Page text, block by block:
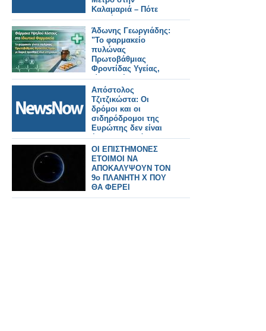
Καλαμαριά – Πότε
αναμένεται η
παράδοση του έργου
Άδωνης Γεωργιάδης:
"Το φαρμακείο
πυλώνας
Πρωτοβάθμιας
Φροντίδας Υγείας,
είμαστε έτοιμοι για
νέες υπηρεσίες
Υγείας"
Απόστολος
Τζιτζικώστα: Οι
δρόμοι και οι
σιδηρόδρομοι της
Ευρώπης δεν είναι
έτοιμοι για πόλεμο με
τη Ρωσία.
ΟΙ ΕΠΙΣΤΗΜΟΝΕΣ
ΕΤΟΙΜΟΙ ΝΑ
ΑΠΟΚΑΛΥΨΟΥΝ ΤΟΝ
9ο ΠΛΑΝΗΤΗ Χ ΠΟΥ
ΘΑ ΦΕΡΕΙ
ΠΑΓΚΟΣΜΙΑ